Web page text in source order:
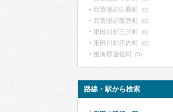
西置賜郡白鷹町 (0)
西置賜郡飯豊町 (0)
東田川郡三川町 (0)
東田川郡庄内町 (0)
飽海郡遊佐町 (0)
路線・駅から検索